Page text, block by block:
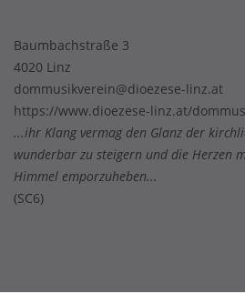
Baumbachstraße 3
4020 Linz
dommusikverein@dioezese-linz.at
https://www.dioezese-linz.at/
...ihr Klang vermag den Glanz der
wunderbar zu steigern und die Herzen
Himmel emporzuheben...
(SC6)